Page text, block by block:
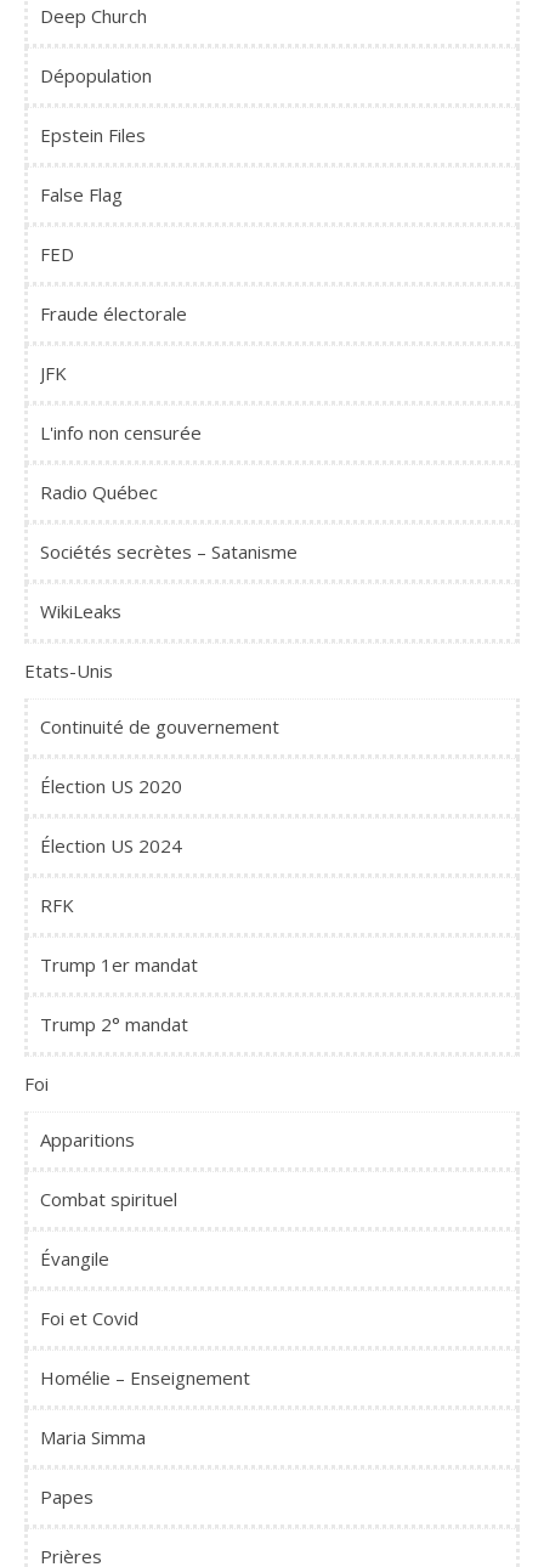
Deep Church
Dépopulation
Epstein Files
False Flag
FED
Fraude électorale
JFK
L'info non censurée
Radio Québec
Sociétés secrètes – Satanisme
WikiLeaks
Etats-Unis
Continuité de gouvernement
Élection US 2020
Élection US 2024
RFK
Trump 1er mandat
Trump 2° mandat
Foi
Apparitions
Combat spirituel
Évangile
Foi et Covid
Homélie – Enseignement
Maria Simma
Papes
Prières